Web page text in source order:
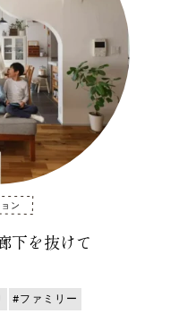
ン
下を抜けて
#ファミリー